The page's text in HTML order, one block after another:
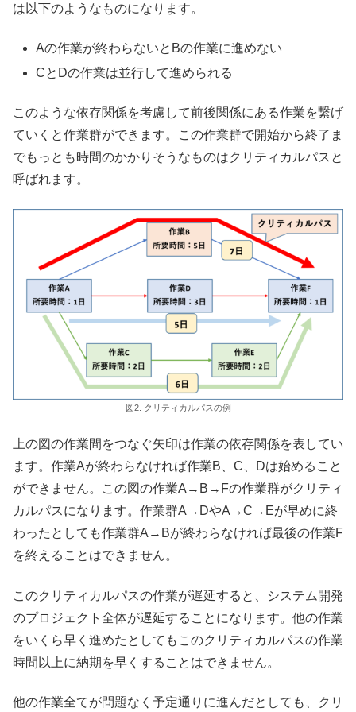
は以下のようなものになります。
Aの作業が終わらないとBの作業に進めない
CとDの作業は並行して進められる
このような依存関係を考慮して前後関係にある作業を繋げ
ていくと作業群ができます。この作業群で開始から終了ま
でもっとも時間のかかりそうなものはクリティカルパスと
呼ばれます。
図2. クリティカルパスの例
上の図の作業間をつなぐ矢印は作業の依存関係を表してい
ます。作業Aが終わらなければ作業B、C、Dは始めること
ができません。この図の作業A→B→Fの作業群がクリティ
カルパスになります。作業群A→DやA→C→Eが早めに終
わったとしても作業群A→Bが終わらなければ最後の作業F
を終えることはできません。
このクリティカルパスの作業が遅延すると、システム開発
のプロジェクト全体が遅延することになります。他の作業
をいくら早く進めたとしてもこのクリティカルパスの作業
時間以上に納期を早くすることはできません。
他の作業全てが問題なく予定通りに進んだとしても、クリ